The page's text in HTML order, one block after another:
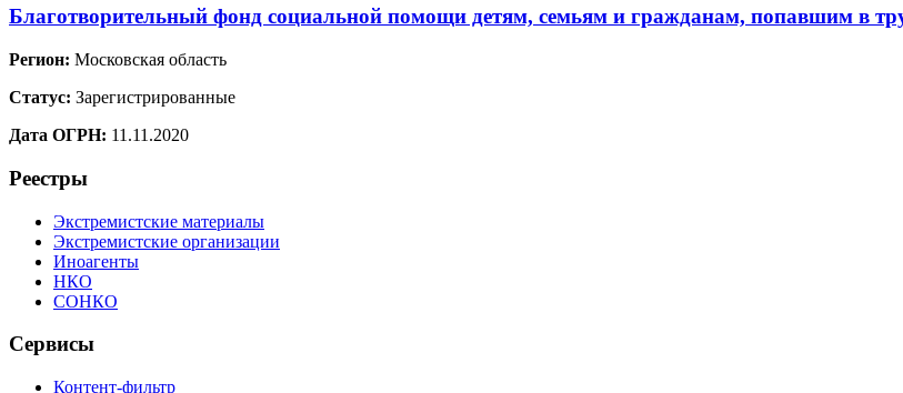
Благотворительный фонд социальной помощи детям, семьям и гражданам, попавшим в
Регион: Московская область
Статус: Зарегистрированные
Дата ОГРН: 11.11.2020
Реестры
Экстремистские материалы
Экстремистские организации
Иноагенты
НКО
СОНКО
Сервисы
Контент-фильтр